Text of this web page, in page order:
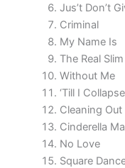
Jus’t Don’t
Criminal
My Name Is
The Real
Without Me
‘Till I Collapse
Cleaning
Cinderella
No Love
Square